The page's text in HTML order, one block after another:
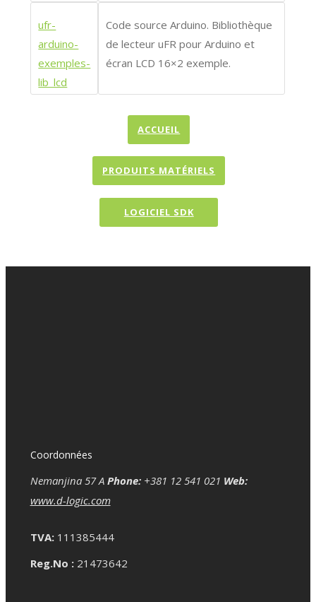
ufr-
arduino-
exemples-
lib_lcd
Code source Arduino. Bibliothèque
de lecteur uFR pour Arduino et
écran LCD 16×2 exemple.
ACCUEIL
PRODUITS MATÉRIELS
LOGICIEL SDK
Coordonnées
Nemanjina 57 A Phone:+381 12 541 021 Web:
www.d-logic.com
TVA:111385444
Reg.No :21473642